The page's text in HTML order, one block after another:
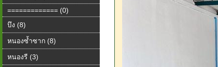
============= (0)
บึง (8)
หนองซ้ำซาก (8)
หนองรี (3)